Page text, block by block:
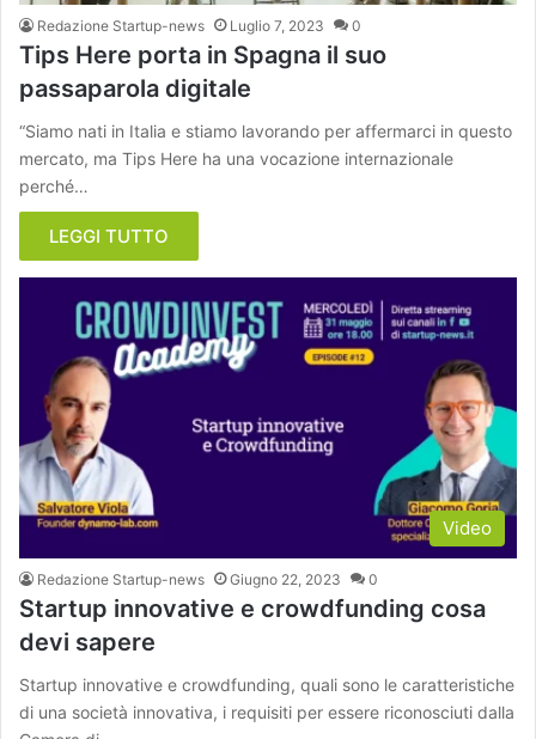
Redazione Startup-news Luglio 7, 2023 0
Tips Here porta in Spagna il suo
passaparola digitale
“Siamo nati in Italia e stiamo lavorando per affermarci in questo
mercato, ma Tips Here ha una vocazione internazionale
perché…
LEGGI TUTTO
Video
Redazione Startup-news Giugno 22, 2023 0
Startup innovative e crowdfunding cosa
devi sapere
Startup innovative e crowdfunding, quali sono le caratteristiche
di una società innovativa, i requisiti per essere riconosciuti dalla